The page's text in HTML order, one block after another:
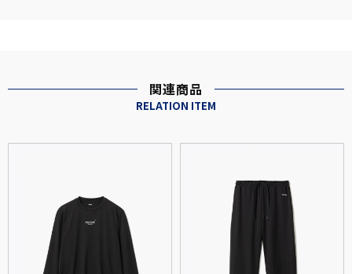
関連商品
RELATION ITEM